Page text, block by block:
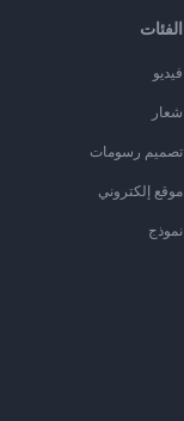
الفئات
فيديو
شعار
تصميم رسومات
موقع إلكتروني
نموذج